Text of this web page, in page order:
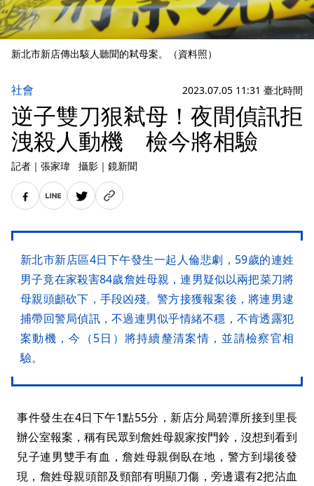
新北市新店傳出駭人聽聞的弒母案。（資料照）
社會 2023.07.05 11:31 臺北時間
逆子雙刀狠弒母！夜間偵訊拒
洩殺人動機 檢今將相驗
記者 ｜ 張家瑋 攝影 ｜ 鏡新聞
新北市新店區4日下午發生一起人倫悲劇，59歲的連姓
男子竟在家殺害84歲詹姓母親，連男疑似以兩把菜刀將
母親頭顱砍下，手段凶殘。警方接獲報案後，將連男逮
捕帶回警局偵訊，不過連男似乎情緒不穩，不肯透露犯
案動機，今（5日）將持續釐清案情，並請檢察官相
驗。
事件發生在4日下午1點55分，新店分局碧潭所接到里長
辦公室報案，稱有民眾到詹姓母親家按門鈴，沒想到看到
兒子連男雙手有血，詹姓母親倒臥在地，警方到場後發
現，詹姓母親頭部及頸部有明顯刀傷，旁邊還有2把沾血